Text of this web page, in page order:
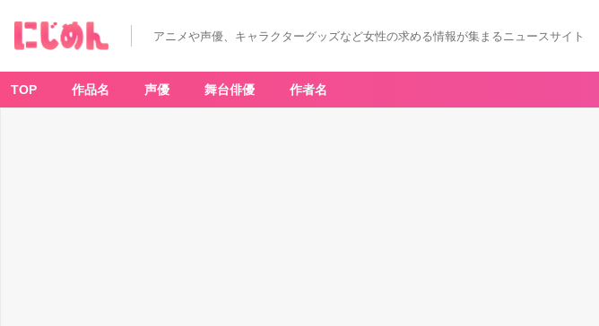
アニメや声優、キャラクターグッズなど女性の求める情報が集まるニュースサイト
TOP 作品名 声優 舞台俳優 作者名